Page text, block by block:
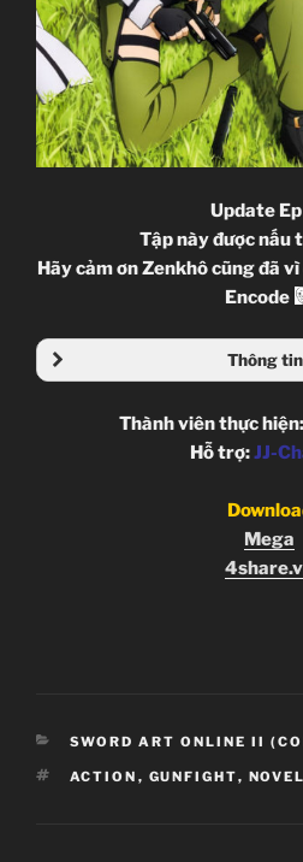
Update
Tập này được nấu
Hãy cảm ơn Zenkhô cũng đã
Encode
Thông
Thành viên thực hiện:
Hỗ trợ:JJ-
Mega
CATEGORIES
SWORD ART ONLINE II
TAGS
ACTION , GUNFIGHT, NOVEL